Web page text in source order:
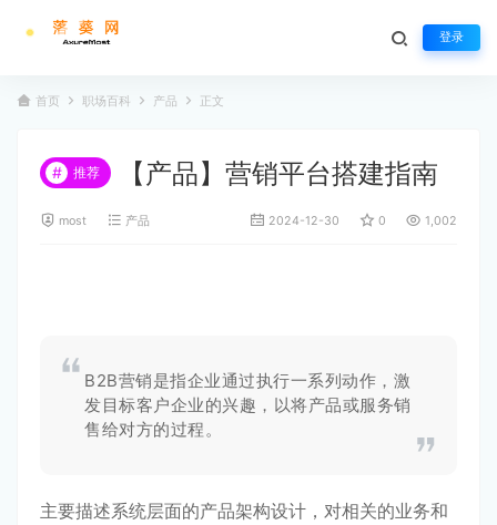
登录
首页 职场百科 产品 正文
# 推荐 【产品】营销平台搭建指南
most 产品 2024-12-30 0 1,002
B2B营销是指企业通过执行一系列动作，激
发目标客户企业的兴趣，以将产品或服务销
售给对方的过程。
主要描述系统层面的产品架构设计，对相关的业务和